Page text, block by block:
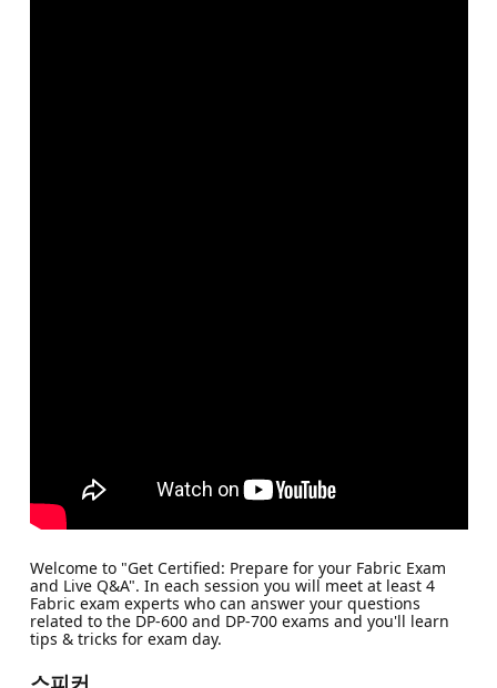
Welcome to "Get Certified: Prepare for your Fabric Exam
and Live Q&A". In each session you will meet at least 4
Fabric exam experts who can answer your questions
related to the DP-600 and DP-700 exams and you'll learn
tips & tricks for exam day.
스피커